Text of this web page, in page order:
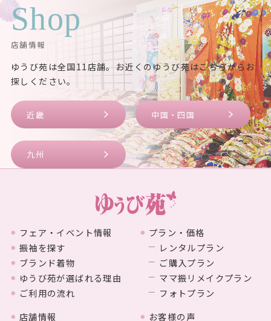
Shop
店舗情報
ゆうび苑は全国11店舗。お近くのゆうび苑はこちらからお
探しください。
近畿 中国・四国
九州
フェア・イベント情報
振袖を探す
ブランド着物
ゆうび苑が選ばれる理由
ご利用の流れ
プラン・価格
レンタルプラン
ご購入プラン
ママ振リメイクプラン
フォトプラン
店舗情報
お客様の声